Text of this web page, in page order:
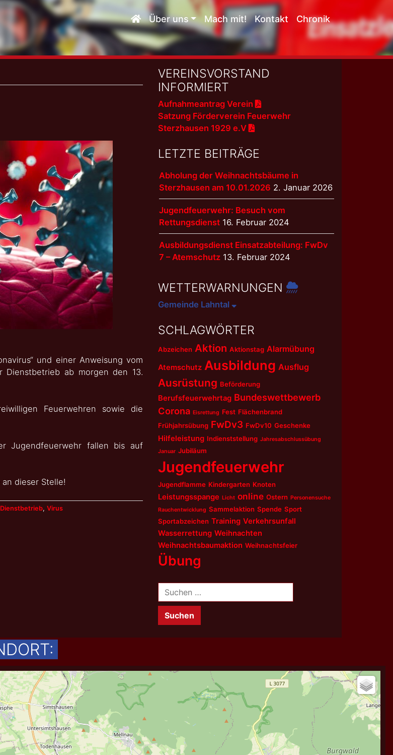
Über uns Mach mit! Kontakt Chronik
und einer Anweisung vom
Dienstbetrieb ab morgen den 13.
Feuerwehren sowie die
Jugendfeuerwehr fallen bis auf
dieser Stelle!
Dienstbetrieb, Virus
VEREINSVORSTAND
INFORMIERT
Aufnahmeantrag Verein
Satzung Förderverein Feuerwehr
Sterzhausen 1929 e.V
LETZTE BEITRÄGE
Abholung der Weihnachtsbäume in
Sterzhausen am 10.01.2026 2. Januar 2026
Jugendfeuerwehr: Besuch vom
Rettungsdienst 16. Februar 2024
Ausbildungsdienst Einsatzabteilung: FwDv
7 – Atemschutz 13. Februar 2024
WETTERWARNUNGEN
Gemeinde Lahntal
SCHLAGWÖRTER
Abzeichen Aktion Aktionstag Alarmübung
Atemschutz Ausbildung Ausflug
Ausrüstung Beförderung
Berufsfeuerwehrtag Bundeswettbewerb
Corona Eisrettung Fest Flächenbrand
Frühjahrsübung FwDv3 FwDv10 Geschenke
Hilfeleistung Indienststellung Jahresabschlussübung
Januar Jubiläum
Jugendfeuerwehr
Jugendflamme Kindergarten Knoten
Leistungsspange Licht online Ostern Personensuche
Rauchentwicklung Sammelaktion Spende Sport
Sportabzeichen Training Verkehrsunfall
Wasserrettung Weihnachten
Weihnachtsbaumaktion Weihnachtsfeier
Übung
Suchen
nach: